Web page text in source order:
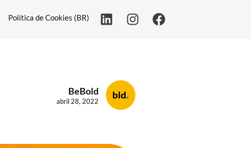
Política de Cookies (BR)
BeBold
abril 28, 2022